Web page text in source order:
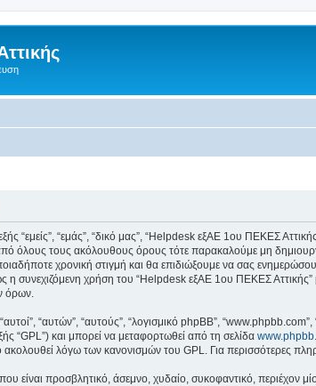
“εμείς”, “εμάς”, “δικό μας”, “Helpdesk εξΑΕ 1ου ΠΕΚΕΣ
όλους τους ακόλουθους όρους τότε παρακαλούμε μη
χρονική στιγμή και θα επιδιώξουμε να σας
συνεχιζόμενη χρήση του “Helpdesk εξΑΕ 1ου ΠΕΚΕΣ Αττικής”
όρων.
“αυτών”, “αυτούς”, “λογισμικό phpBB”,
“GPL”) και μπορεί να μεταφορτωθεί από τη σελίδα
λόγω των κανονισμών του GPL. Για περισσότερες
είναι προσβλητικό, άσεμνο, χυδαίο, συκοφαντικό, περιέχον